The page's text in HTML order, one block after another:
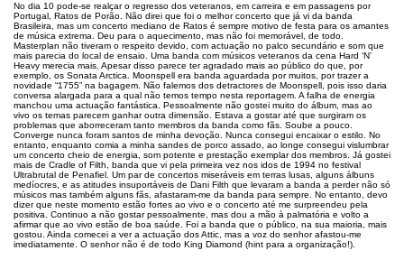
No dia 10 pode-se realçar o regresso dos veteranos, em carreira e em passagens por
Portugal, Ratos de Porão. Não direi que foi o melhor concerto que já vi da banda
Brasileira, mas um concerto mediano de Ratos é sempre motivo de festa para os amantes
de música extrema. Deu para o aquecimento, mas não foi memorável, de todo.
Masterplan não tiveram o respeito devido, com actuação no palco secundário e som que
mais parecia do local de ensaio. Uma banda com músicos veteranos da cena Hard ‘N’
Heavy merecia mais. Apesar disso parece ter agradado mais ao público do que, por
exemplo, os Sonata Arctica. Moonspell era banda aguardada por muitos, por trazer a
novidade “1755” na bagagem. Não falemos dos detractores de Moonspell, pois isso daria
conversa alargada para a qual não temos tempo nesta reportagem. A falha de energia
manchou uma actuação fantástica. Pessoalmente não gostei muito do álbum, mas ao
vivo os temas parecem ganhar outra dimensão. Estava a gostar até que surgiram os
problemas que aborreceram tanto membros da banda como fãs. Soube a pouco.
Converge nunca foram santos de minha devoção. Nunca consegui encaixar o estilo. No
entanto, enquanto comia a minha sandes de porco assado, ao longe consegui vislumbrar
um concerto cheio de energia, som potente e prestação exemplar dos membros. Já gostei
mais de Cradle of Filth, banda que vi pela primeira vez nos idos de 1994 no festival
Ultrabrutal de Penafiel. Um par de concertos miseráveis em terras lusas, alguns álbuns
medíocres, e as atitudes insuportáveis de Dani Filth que levaram a banda a perder não só
músicos mas também alguns fãs, afastaram-me da banda para sempre. No entanto, devo
dizer que neste momento estão fortes ao vivo e o concerto até me surpreendeu pela
positiva. Continuo a não gostar pessoalmente, mas dou a mão à palmatória e volto a
afirmar que ao vivo estão de boa saúde. Foi a banda que o público, na sua maioria, mais
gostou. Ainda comecei a ver a actuação dos Attic, mas a voz do senhor afastou-me
imediatamente. O senhor não é de todo King Diamond (hint para a organização!).